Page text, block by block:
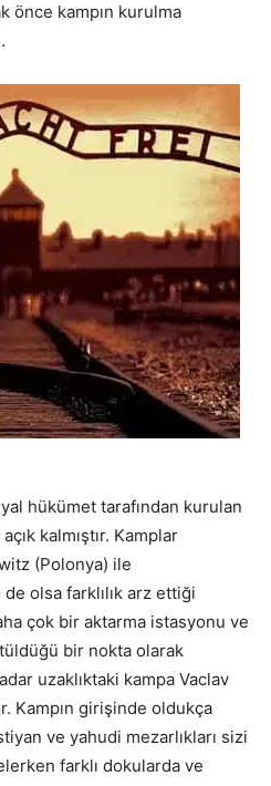
önce kampın kurulma
hükümet tarafından kurulan
kalmıştır. Kamplar
(Polonya) ile
de olsa farklılık arz ettiği
çok bir aktarma istasyonu ve
bir nokta olarak
uzaklıktaki kampa Vaclav
Kampın girişinde oldukça
ve yahudi mezarlıkları sizi
farklı dokularda ve